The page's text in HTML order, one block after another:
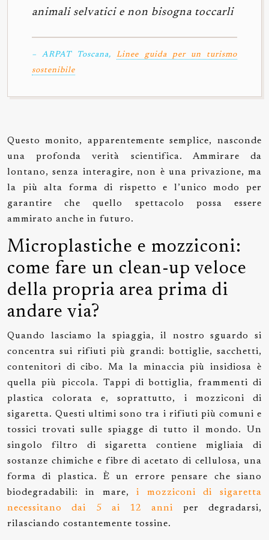
animali selvatici e non bisogna toccarli
– ARPAT Toscana,Linee guida per un turismo
sostenibile
Questo monito, apparentemente semplice, nasconde
una profonda verità scientifica. Ammirare da
lontano, senza interagire, non è una privazione, ma
la più alta forma di rispetto e l’unico modo per
garantire che quello spettacolo possa essere
ammirato anche in futuro.
Microplastiche e mozziconi:
come fare un clean-up veloce
della propria area prima di
andare via?
Quando lasciamo la spiaggia, il nostro sguardo si
concentra sui rifiuti più grandi: bottiglie, sacchetti,
contenitori di cibo. Ma la minaccia più insidiosa è
quella più piccola. Tappi di bottiglia, frammenti di
plastica colorata e, soprattutto, i mozziconi di
sigaretta. Questi ultimi sono tra i rifiuti più comuni e
tossici trovati sulle spiagge di tutto il mondo. Un
singolo filtro di sigaretta contiene migliaia di
sostanze chimiche e fibre di acetato di cellulosa, una
forma di plastica. È un errore pensare che siano
biodegradabili: in mare,i mozziconi di sigaretta
necessitano dai 5 ai 12 anni per degradarsi,
rilasciando costantemente tossine.